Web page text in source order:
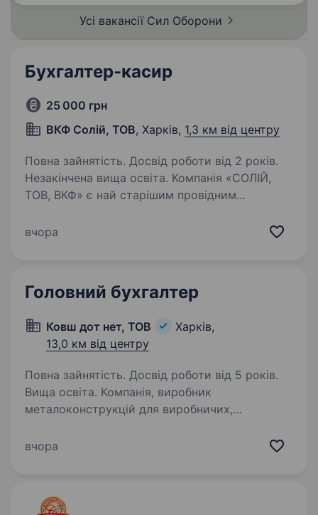
https://forms.gle/MV3NNm767JGfCvY88…
Усі вакансії Сил Оборони
Бухгалтер-касир
25 000 грн
ВКФ Солій, ТОВ, Харків, 1,3 км від центру
Повна зайнятість. Досвід роботи від 2 років.
Незакінчена вища освіта. Компанія «СОЛІЙ,
ТОВ, ВКФ» є най старішим провідним
обладнання в місті Харків. Ми шукаємо в свою
вчора
Головний бухгалтер
Ковш дот нет, ТОВ
Харків,
13,0 км від центру
Повна зайнятість. Досвід роботи від 5 років.
Вища освіта. Компанія, виробник
металоконструкцій для виробничих,
подовжувачі для навантажувачів і т.п.)
Німеччина,…
вчора